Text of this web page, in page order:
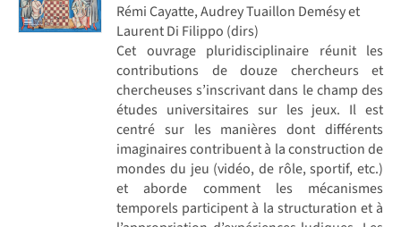
Rémi Cayatte, Audrey Tuaillon Demésy et
Laurent Di Filippo (dirs)
Cet ouvrage pluridisciplinaire réunit les
contributions de douze chercheurs et
chercheuses s’inscrivant dans le champ des
études universitaires sur les jeux. Il est
centré sur les manières dont différents
imaginaires contribuent à la construction de
mondes du jeu (vidéo, de rôle, sportif, etc.)
et aborde comment les mécanismes
temporels participent à la structuration et à